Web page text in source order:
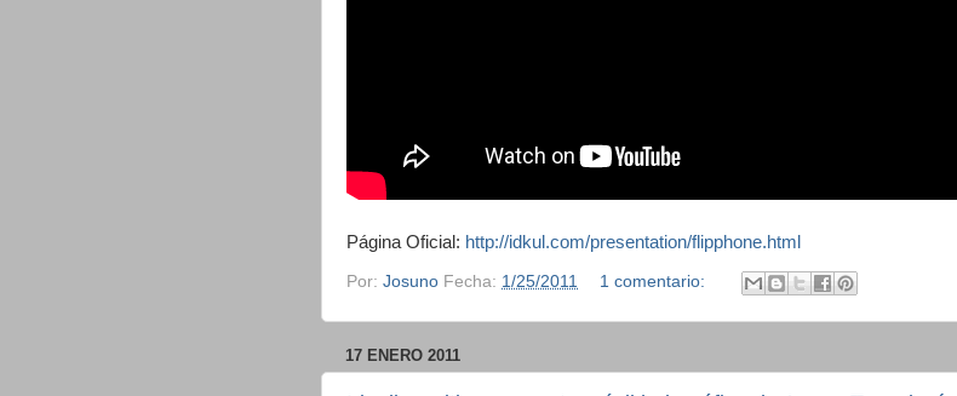
Página Oficial: http://idkul.com/presentation/flipphone.html
Por: Josuno Fecha: 1/25/2011 1 comentario:
17 ENERO 2011